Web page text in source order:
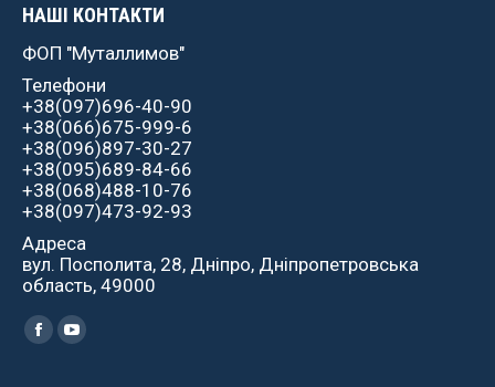
НАШІ КОНТАКТИ
ФОП "Муталлимов"
Телефони
+38(097)696-40-90
+38(066)675-999-6
+38(096)897-30-27
+38(095)689-84-66
+38(068)488-10-76
+38(097)473-92-93
Адреса
вул. Посполита, 28, Дніпро, Дніпропетровська
область, 49000
Найдите нас:
Facebook
YouTube